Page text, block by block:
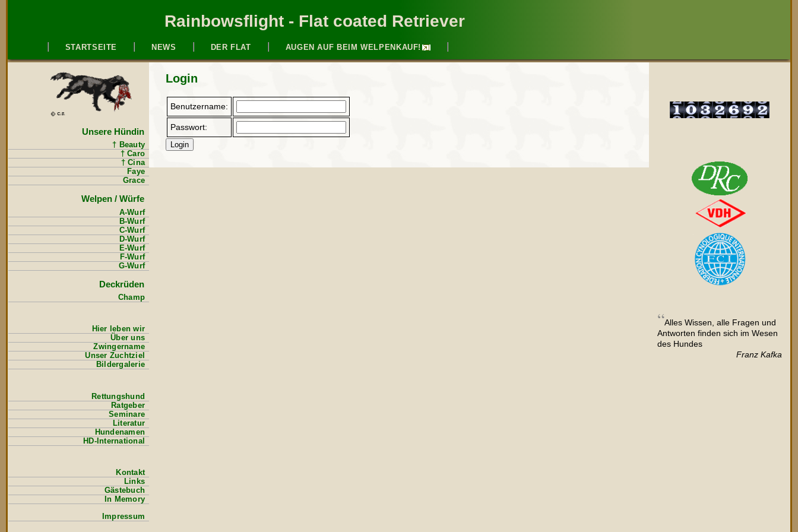
Rainbowsflight - Flat coated Retriever
STARTSEITE NEWS DER FLAT AUGEN AUF BEIM WELPENKAUF!
Login
Benutzername:
Passwort:
Unsere Hündin
† Beauty
† Caro
† Cina
Faye
Grace
Welpen / Würfe
A-Wurf
B-Wurf
C-Wurf
D-Wurf
E-Wurf
F-Wurf
G-Wurf
Deckrüden
Champ
Hier leben wir
Über uns
Zwingername
Unser Zuchtziel
Bildergalerie
Rettungshund
Ratgeber
Seminare
Literatur
Hundenamen
HD-International
Kontakt
Links
Gästebuch
In Memory
Impressum
Alles Wissen, alle Fragen und
Antworten finden sich im Wesen
des Hundes
Franz Kafka